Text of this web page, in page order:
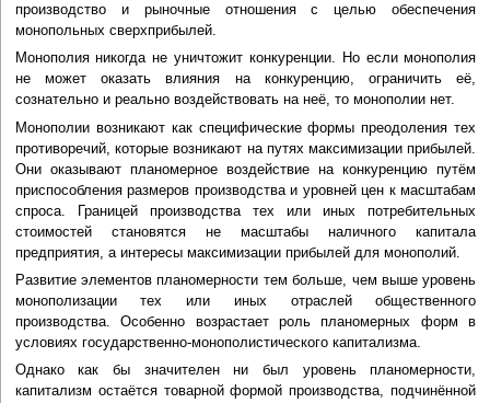
производство и рыночные отношения с целью обеспечения
монопольных сверхприбылей.
Монополия никогда не уничтожит конкуренции. Но если монополия
не может оказать влияния на конкуренцию, ограничить её,
сознательно и реально воздействовать на неё, то монополии нет.
Монополии возникают как специфические формы преодоления тех
противоречий, которые возникают на путях максимизации прибылей.
Они оказывают планомерное воздействие на конкуренцию путём
приспособления размеров производства и уровней цен к масштабам
спроса. Границей производства тех или иных потребительных
стоимостей становятся не масштабы наличного капитала
предприятия, а интересы максимизации прибылей для монополий.
Развитие элементов планомерности тем больше, чем выше уровень
монополизации тех или иных отраслей общественного
производства. Особенно возрастает роль планомерных форм в
условиях государственно-монополистического капитализма.
Однако как бы значителен ни был уровень планомерности,
капитализм остаётся товарной формой производства, подчинённой